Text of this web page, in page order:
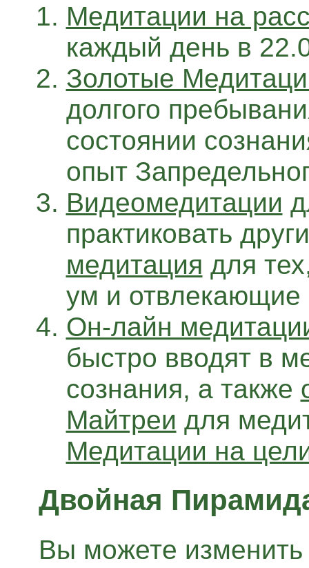
Медитации на
каждый день в
Золотые
долгого
состоянии
опыт
Видеомедитации
практиковать
медитация для
ум и
Он-лайн
быстро вводят в
сознания, а также
Майтреи для
Медитации на
Двойная
Вы можете